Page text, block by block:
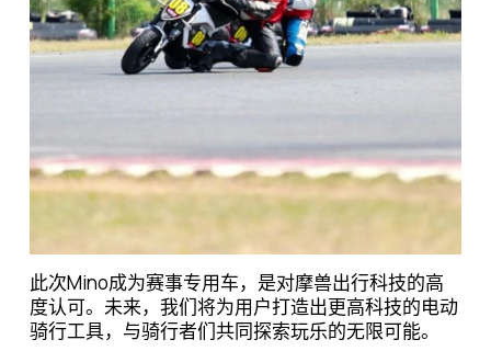
此次Mino成为赛事专用车，是对摩兽出行科技的高
度认可。未来，我们将为用户打造出更高科技的电动
骑行工具，与骑行者们共同探索玩乐的无限可能。